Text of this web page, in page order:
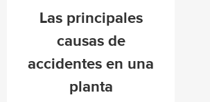
Las principales
causas de
accidentes en una
planta